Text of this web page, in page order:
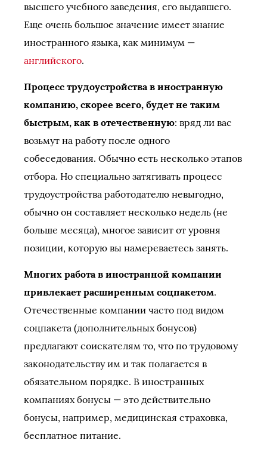
высшего учебного заведения, его выдавшего.
Еще очень большое значение имеет знание
иностранного языка, как минимум —
английского.
Процесс трудоустройства в иностранную
компанию, скорее всего, будет не таким
быстрым, как в отечественную: вряд ли вас
возьмут на работу после одного
собеседования. Обычно есть несколько этапов
отбора. Но специально затягивать процесс
трудоустройства работодателю невыгодно,
обычно он составляет несколько недель (не
больше месяца), многое зависит от уровня
позиции, которую вы намереваетесь занять.
Многих работа в иностранной компании
привлекает расширенным соцпакетом.
Отечественные компании часто под видом
соцпакета (дополнительных бонусов)
предлагают соискателям то, что по трудовому
законодательству им и так полагается в
обязательном порядке. В иностранных
компаниях бонусы — это действительно
бонусы, например, медицинская страховка,
бесплатное питание.